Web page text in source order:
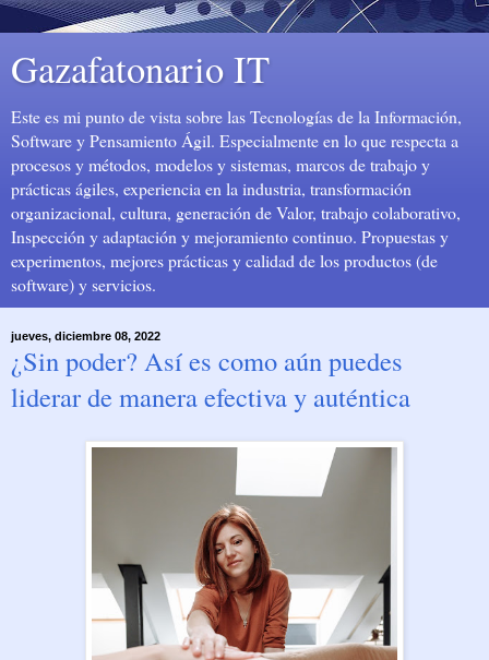
Gazafatonario IT
Este es mi punto de vista sobre las Tecnologías de la Información,
Software y Pensamiento Ágil. Especialmente en lo que respecta a
procesos y métodos, modelos y sistemas, marcos de trabajo y
prácticas ágiles, experiencia en la industria, transformación
organizacional, cultura, generación de Valor, trabajo colaborativo,
Inspección y adaptación y mejoramiento continuo. Propuestas y
experimentos, mejores prácticas y calidad de los productos (de
software) y servicios.
jueves, diciembre 08, 2022
¿Sin poder? Así es como aún puedes
liderar de manera efectiva y auténtica